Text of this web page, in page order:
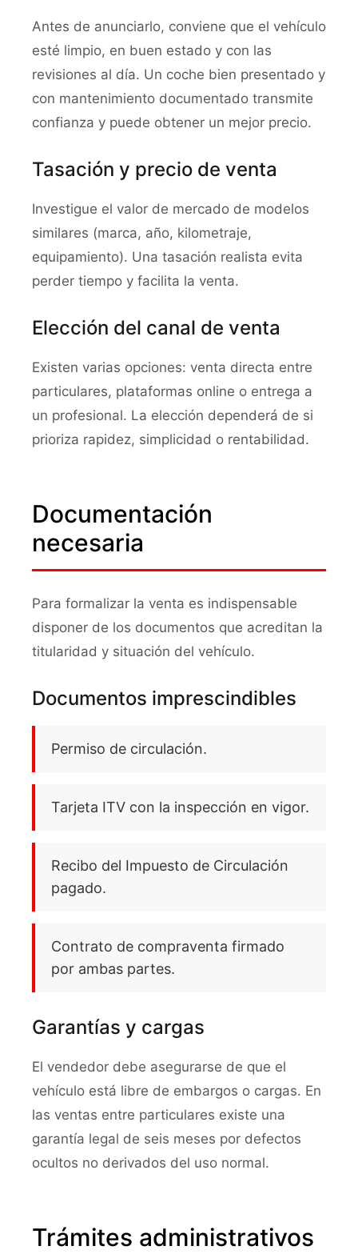
Antes de anunciarlo, conviene que el vehículo
esté limpio, en buen estado y con las
revisiones al día. Un coche bien presentado y
con mantenimiento documentado transmite
confianza y puede obtener un mejor precio.
Tasación y precio de venta
Investigue el valor de mercado de modelos
similares (marca, año, kilometraje,
equipamiento). Una tasación realista evita
perder tiempo y facilita la venta.
Elección del canal de venta
Existen varias opciones: venta directa entre
particulares, plataformas online o entrega a
un profesional. La elección dependerá de si
prioriza rapidez, simplicidad o rentabilidad.
Documentación
necesaria
Para formalizar la venta es indispensable
disponer de los documentos que acreditan la
titularidad y situación del vehículo.
Documentos imprescindibles
Permiso de circulación.
Tarjeta ITV con la inspección en vigor.
Recibo del Impuesto de Circulación
pagado.
Contrato de compraventa firmado
por ambas partes.
Garantías y cargas
El vendedor debe asegurarse de que el
vehículo está libre de embargos o cargas. En
las ventas entre particulares existe una
garantía legal de seis meses por defectos
ocultos no derivados del uso normal.
Trámites administrativos